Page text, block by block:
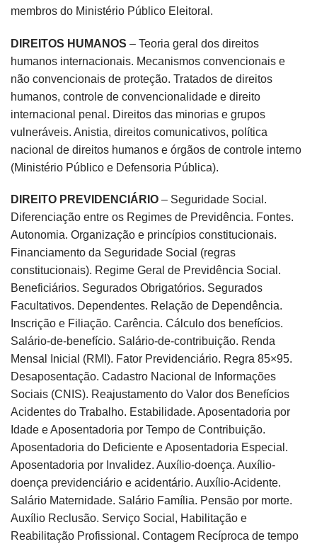
membros do Ministério Público Eleitoral.
DIREITOS HUMANOS – Teoria geral dos direitos
humanos internacionais. Mecanismos convencionais e
não convencionais de proteção. Tratados de direitos
humanos, controle de convencionalidade e direito
internacional penal. Direitos das minorias e grupos
vulneráveis. Anistia, direitos comunicativos, política
nacional de direitos humanos e órgãos de controle interno
(Ministério Público e Defensoria Pública).
DIREITO PREVIDENCIÁRIO – Seguridade Social.
Diferenciação entre os Regimes de Previdência. Fontes.
Autonomia. Organização e princípios constitucionais.
Financiamento da Seguridade Social (regras
constitucionais). Regime Geral de Previdência Social.
Beneficiários. Segurados Obrigatórios. Segurados
Facultativos. Dependentes. Relação de Dependência.
Inscrição e Filiação. Carência. Cálculo dos benefícios.
Salário-de-benefício. Salário-de-contribuição. Renda
Mensal Inicial (RMI). Fator Previdenciário. Regra 85×95.
Desaposentação. Cadastro Nacional de Informações
Sociais (CNIS). Reajustamento do Valor dos Benefícios
Acidentes do Trabalho. Estabilidade. Aposentadoria por
Idade e Aposentadoria por Tempo de Contribuição.
Aposentadoria do Deficiente e Aposentadoria Especial.
Aposentadoria por Invalidez. Auxílio-doença. Auxílio-
doença previdenciário e acidentário. Auxílio-Acidente.
Salário Maternidade. Salário Família. Pensão por morte.
Auxílio Reclusão. Serviço Social, Habilitação e
Reabilitação Profissional. Contagem Recíproca de tempo